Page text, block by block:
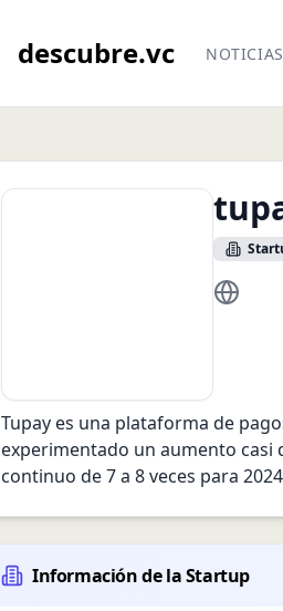
descubre.vc NOTICIAS
https://
Tupay es una plataforma de
experimentado un aumento casi
continuo de 7 a 8 veces para
Información de la Startup